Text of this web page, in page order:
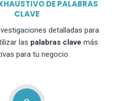
DE PALABRAS
CLAVE
detalladas para
las palabras clave más
para tu negocio.